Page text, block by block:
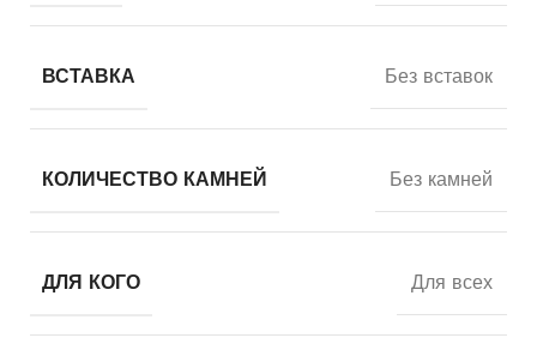
ВСТАВКА Без вставок
КОЛИЧЕСТВО КАМНЕЙ Без камней
ДЛЯ КОГО Для всех